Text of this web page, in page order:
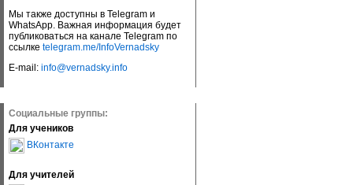
Мы также доступны в Telegram и
WhatsApp. Важная информация будет
публиковаться на канале Telegram по
ссылке telegram.me/InfoVernadsky
E-mail: info@vernadsky.info
Социальные группы:
Для учеников
ВКонтакте
Для учителей